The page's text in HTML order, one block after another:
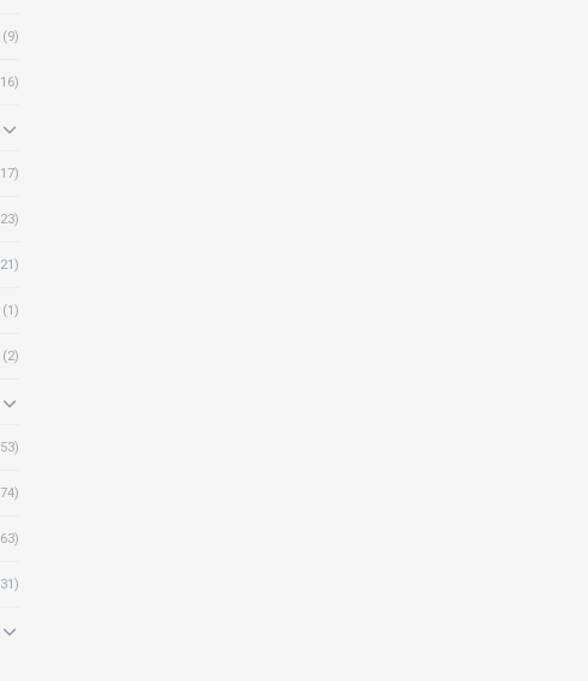
(9)
(1)
(2)